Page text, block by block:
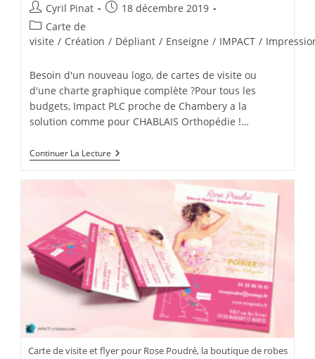
Auteur/autrice
de
la
Cyril Pinat
Publication
18 décembre 2019
Post
category:
Carte de
visite / Création / Dépliant / Enseigne / IMPACT /
Besoin d'un nouveau logo, de cartes de visite ou
d'une charte graphique complète ?Pour tous les
budgets, Impact PLC proche de Chambery a la
solution comme pour CHABLAIS Orthopédie !…
Continuer La Lecture Charte
Graphique
Carte de visite et flyer pour Rose Poudré, la boutique de robes